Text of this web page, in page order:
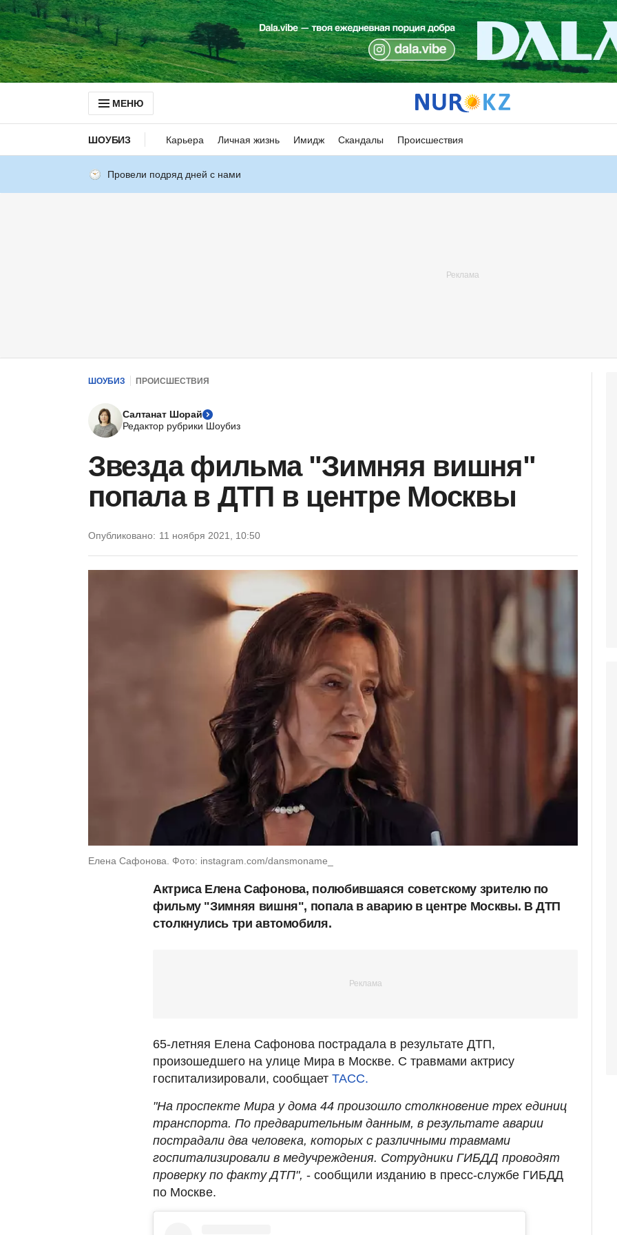
МЕНЮ
ШОУБИЗ Карьера Личная жизнь Имидж Скандалы Происшествия
Провели подряд дней с нами
ШОУБИЗ ПРОИСШЕСТВИЯ
Салтанат Шорай
Редактор рубрики Шоубиз
Звезда фильма "Зимняя вишня"
попала в ДТП в центре Москвы
Опубликовано: 11 ноября 2021, 10:50
Елена Сафонова. Фото: instagram.com/dansmoname_
Актриса Елена Сафонова, полюбившаяся советскому зрителю по
фильму "Зимняя вишня", попала в аварию в центре Москвы. В ДТП
столкнулись три автомобиля.
65-летняя Елена Сафонова пострадала в результате ДТП,
произошедшего на улице Мира в Москве. С травмами актрису
госпитализировали, сообщает ТАСС.
"На проспекте Мира у дома 44 произошло столкновение трех единиц
транспорта. По предварительным данным, в результате аварии
пострадали два человека, которых с различными травмами
госпитализировали в медучреждения. Сотрудники ГИБДД проводят
проверку по факту ДТП", - сообщили изданию в пресс-службе ГИБДД
по Москве.